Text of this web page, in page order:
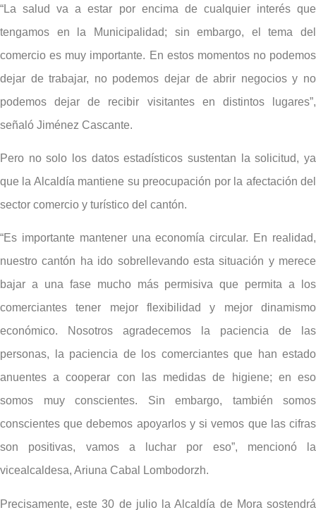
“La salud va a estar por encima de cualquier interés que
tengamos en la Municipalidad; sin embargo, el tema del
comercio es muy importante. En estos momentos no podemos
dejar de trabajar, no podemos dejar de abrir negocios y no
podemos dejar de recibir visitantes en distintos lugares”,
señaló Jiménez Cascante.
Pero no solo los datos estadísticos sustentan la solicitud, ya
que la Alcaldía mantiene su preocupación por la afectación del
sector comercio y turístico del cantón.
“Es importante mantener una economía circular. En realidad,
nuestro cantón ha ido sobrellevando esta situación y merece
bajar a una fase mucho más permisiva que permita a los
comerciantes tener mejor flexibilidad y mejor dinamismo
económico. Nosotros agradecemos la paciencia de las
personas, la paciencia de los comerciantes que han estado
anuentes a cooperar con las medidas de higiene; en eso
somos muy conscientes. Sin embargo, también somos
conscientes que debemos apoyarlos y si vemos que las cifras
son positivas, vamos a luchar por eso”, mencionó la
vicealcaldesa, Ariuna Cabal Lombodorzh.
Precisamente, este 30 de julio la Alcaldía de Mora sostendrá